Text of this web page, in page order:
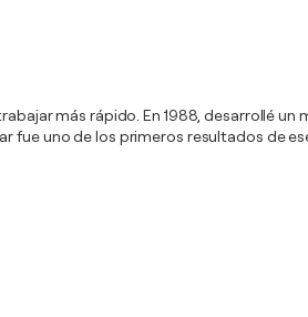
más rápido. En 1988, desarrollé
fue uno de los primeros resultados de